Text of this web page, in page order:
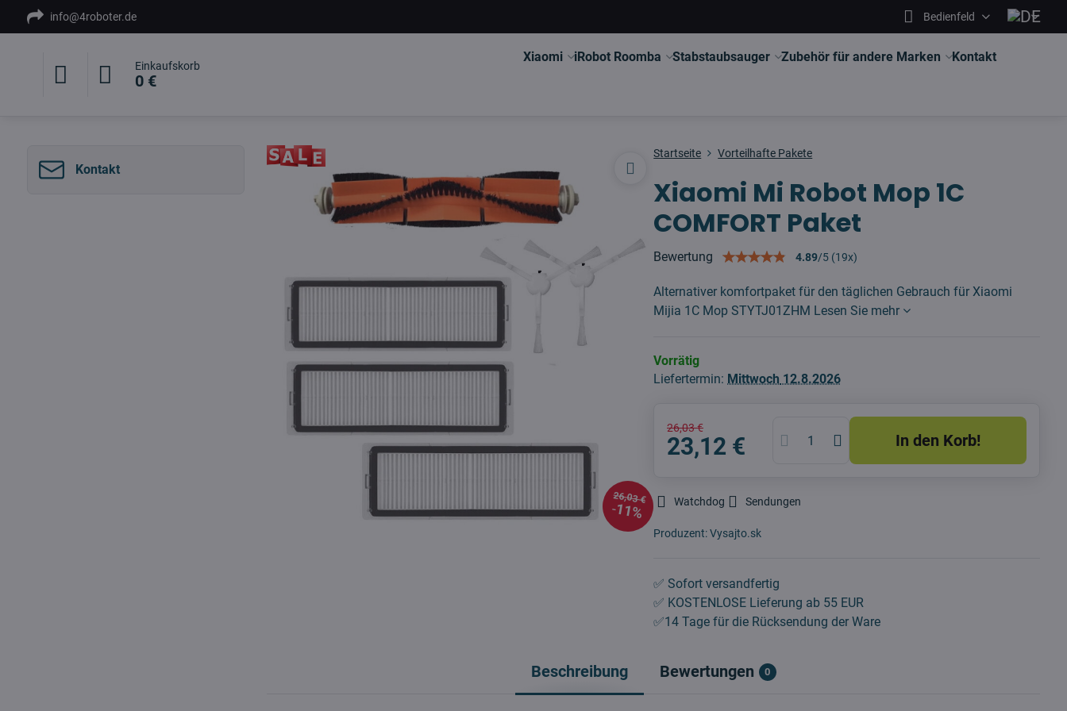
info@4roboter.de Bedienfeld
Einkaufskorb
0 €
Xiaomi iRobot Roomba Stabstaubsauger Zubehör für andere Marken Kontakt
26,03 €
11%
Startseite Vorteilhafte Pakete
Xiaomi Mi Robot Mop 1C
COMFORT Paket
Bewertung 4.89/5 (19x)
Alternativer komfortpaket für den täglichen Gebrauch für Xiaomi
Mijia 1C Mop STYTJ01ZHM Lesen Sie mehr
Vorrätig
Liefertermin: Mittwoch 12.8.2026
26,03 €
23,12 € In den Korb!
Watchdog Sendungen
Produzent:Vysajto.sk
✅ Sofort versandfertig
✅ KOSTENLOSE Lieferung ab 55 EUR
✅14 Tage für die Rücksendung der Ware
Beschreibung Bewertungen 0
Kontakt